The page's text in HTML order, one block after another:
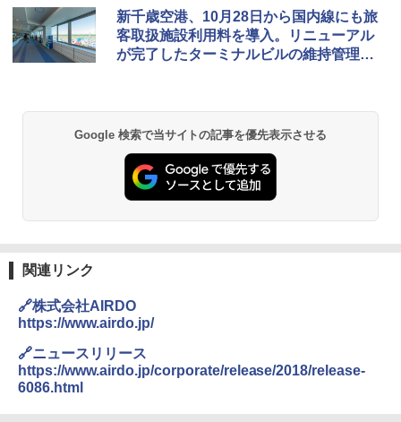
GRANDOOR ステンレス保冷剤 2個セット 2
026リニューアル 急速冷凍 空間倍増 衛生的
コンパクト 保冷力長持ち
USB充電式 高精度 超長距離照射 長時間使用
可能 安全ロック付き 高安全性 金属製耐久 コ
ンパクト多機能設計 持ち運び便利 アウトド
ア/オフィス/教育現場/展示会用 緑
き
￥6,459
新千歳空港、10月28日から国内線にも旅
客取扱施設利用料を導入。リニューアル
が完了したターミナルビルの維持管理な
Google 検索で当サイトの記事を優先表示させる
関連リンク
🔗株式会社AIRDO
https://www.airdo.jp/
🔗ニュースリリース
https://www.airdo.jp/corporate/release/2018/release-
6086.html